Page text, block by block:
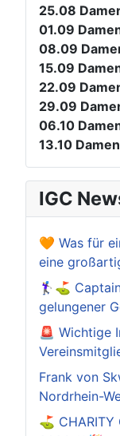
25.08
01.09
08.09
15.09
22.09
29.09
06.10
13.10
IGC
🧡 Was für
eine
🏌️‍♀️⛳
gelungener
🚨 Wichtige
Frank von
Nordrhein-
⛳️ CHARITY